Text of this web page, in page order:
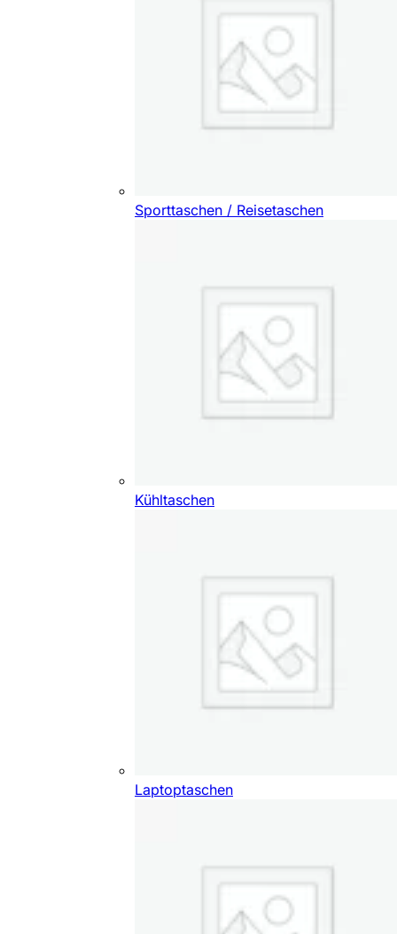
Sporttaschen / Reisetaschen
Kühltaschen
Laptoptaschen